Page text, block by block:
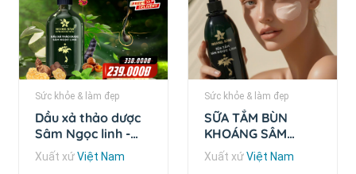
Sức khỏe & làm đẹp
Dầu xả thảo dược
Sâm Ngọc linh -
350
Xuất xứViệt Nam
Sức khỏe & làm đẹp
SỮA TẮM BÙN
KHOÁNG SÂM
NGỌC LINH -
500ml
Xuất xứViệt Nam